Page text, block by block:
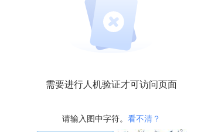
需要进行人机验证才可访问页面
请输入图中字符。 看不清？